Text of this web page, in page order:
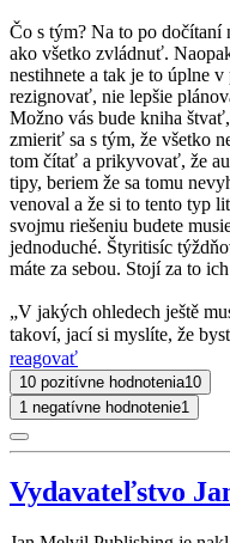
Čo s tým? Na to po dočítaní
ako všetko zvládnuť.
nestihnete a tak je to úplne
rezignovať, nie lepšie
Možno vás bude kniha
zmieriť sa s tým, že všetko
tom čítať a prikyvovať, že
tipy, beriem že sa tomu
venoval a že si to tento typ
svojmu riešeniu budete
jednoduché. Štyritisíc
máte za sebou. Stojí za to
„V jakých ohledech ještě
takoví, jací si myslíte, že
reagovať
10 pozitívne hodnotenia10
1 negatívne hodnotenie1
Vydavateľstvo